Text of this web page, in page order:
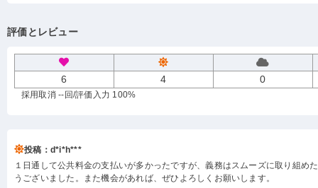
評価とレビュー
6 4 0
採用取消 --回/評価入力 100%
投稿：d*i*h***
１日通して公共料金の支払いが多かったですが、義務はスムーズに取り組め
うございました。また機会があれば、ぜひよろしくお願いします。